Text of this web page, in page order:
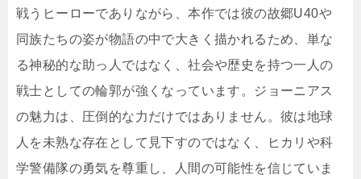
戦うヒーローでありながら、本作では彼の故郷U40や
同族たちの姿が物語の中で大きく描かれるため、単な
る神秘的な助っ人ではなく、社会や歴史を持つ一人の
戦士としての輪郭が強くなっています。ジョーニアス
の魅力は、圧倒的な力だけではありません。彼は地球
人を未熟な存在として見下すのではなく、ヒカリや科
学警備隊の勇気を尊重し、人間の可能性を信じていま